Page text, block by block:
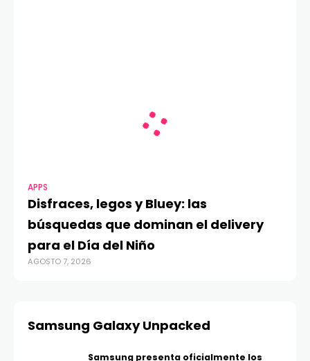
APPS
Disfraces, legos y Bluey: las
búsquedas que dominan el delivery
para el Día del Niño
AGOSTO 7, 2026
Samsung Galaxy Unpacked
Samsung presenta oficialmente los